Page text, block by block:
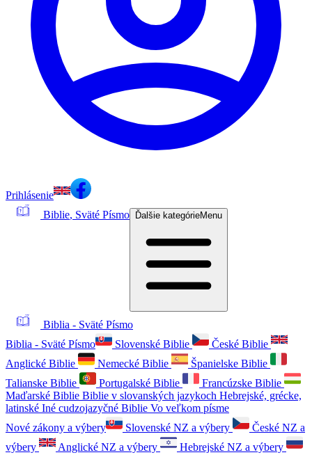
Prihlásenie
Biblie, Sväté Písmo Ďalšie kategórieMenu
Biblia - Sväté Písmo
Biblia - Sväté Písmo
Slovenské Biblie
České Biblie
Anglické Biblie
Nemecké Biblie
Španielske Biblie
Talianske Biblie
Portugalské Biblie
Francúzske Biblie
Maďarské Biblie Biblie v slovanských jazykoch Hebrejské, grécke,
latinské Iné cudzojazyčné Biblie Vo veľkom písme
Nové zákony a výbery
Slovenské NZ a výbery
České NZ a
výbery
Anglické NZ a výbery
Hebrejské NZ a výbery